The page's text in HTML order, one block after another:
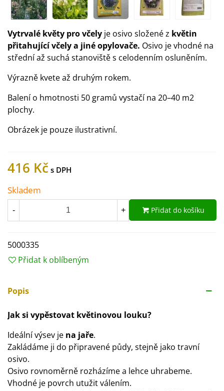
Vytrvalé květy pro včely je osivo složené z květin
přitahující včely a jiné opylovače. Osivo je vhodné na
střední až suchá stanoviště s celodenním osluněním.
Výrazně kvete až druhým rokem.
Balení o hmotnosti 50 gramů vystačí na 20–40 m2
plochy.
Obrázek je pouze ilustrativní.
416 Kč
Skladem
- + Přidat do košíku
5000335
Přidat k oblíbeným
Popis
Jak si vypěstovat květinovou louku?
Ideální výsev je na jaře.
Zakládáme ji do připravené půdy, stejně jako travní
osivo.
Osivo rovnoměrně rozházíme a lehce uhrabeme.
Vhodné je povrch utužit válením.